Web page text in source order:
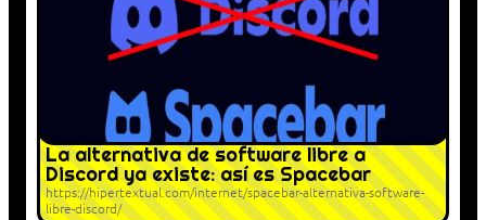
La alternativa de software libre a
Discord ya existe: así es Spacebar
https://hipertextual.com/internet/spacebar-alternativa-software-
libre-discord/